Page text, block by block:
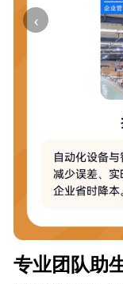
‹
专业团队助